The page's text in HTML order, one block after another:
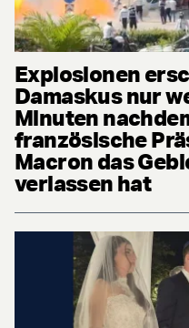
Explosionen
Damaskus nur
Minuten
französische
Macron das
verlassen hat